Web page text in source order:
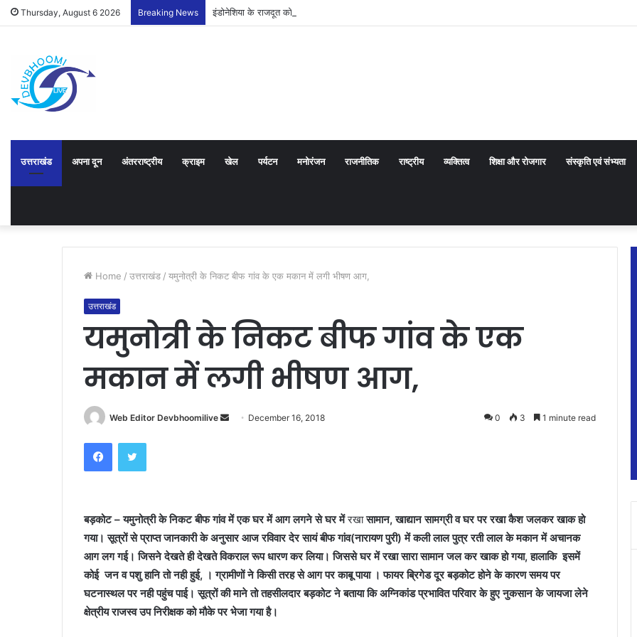
Thursday, August 6 2026 Breaking News इंडोनेशिया के राजदूत को उत्तराखंड सरकार के प्रयासों की जानकारी दी
उत्तराखंड अपना दून अंतरराष्ट्रीय क्राइम खेल पर्यटन मनोरंजन राजनीतिक राष्ट्रीय व्यक्तित्व शिक्षा और रोजगार संस्कृति एवं संभ्यता
Home / उत्तराखंड / यमुनोत्री के निकट बीफ गांव के एक मकान में लगी भीषण आग,
उत्तराखंड
यमुनोत्री के निकट बीफ गांव के एक
मकान में लगी भीषण आग,
Web Editor Devbhoomilive
Send December 16, 2018 0 3 1 minute read
FacebookTwitter
बड़कोट – यमुनोत्री के निकट बीफ गांव में एक घर में आग लगने से घर मेंरखासामान, खाद्यान सामग्री व घर पर रखा कैश जलकर खाक हो
गया।सूत्रोंसे प्राप्त जानकारी के अनुसार आज रविवार देर सायं बीफ गांव(नारायण पुरी) में कली लाल पुत्र रती लाल के मकान में अचानक
आग लग गई। जिसने देखते ही देखते विकराल रूप धारण कर लिया। जिससे घर में रखा सारा सामान जल कर खाक हो गया, हालाकि इसमें
कोई जन व पशु हानि तो नही हुई, । ग्रामीणोंनेकिसी तरह से आग पर काबू पाया । फायर ब्रिगेड दूर बड़कोट होने के कारण समय पर
घटनास्थल पर नही पहुंच पाई।सूत्रों की माने तोतहसीलदार बड़कोट ने बताया कि अग्निकांड प्रभावित परिवार के हुए नुकसान के जायजा लेने
क्षेत्रीय राजस्व उप निरीक्षक को मौके पर भेजा गया है।